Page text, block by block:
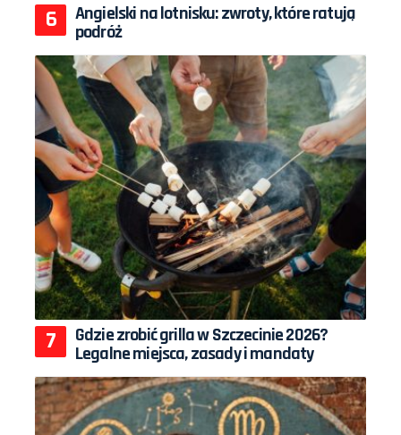
Angielski na lotnisku: zwroty, które ratują
podróż
Gdzie zrobić grilla w Szczecinie 2026?
Legalne miejsca, zasady i mandaty